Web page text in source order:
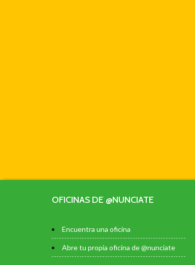
OFICINAS DE @NUNCIATE
Encuentra una oficina
Abre tu propia oficina de @nunciate